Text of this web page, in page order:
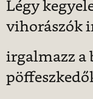
Légy
vihorászók
irgalmazz a